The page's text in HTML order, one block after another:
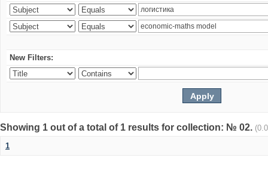
New Filters:
Showing 1 out of a total of 1 results for collection: № 02.
1